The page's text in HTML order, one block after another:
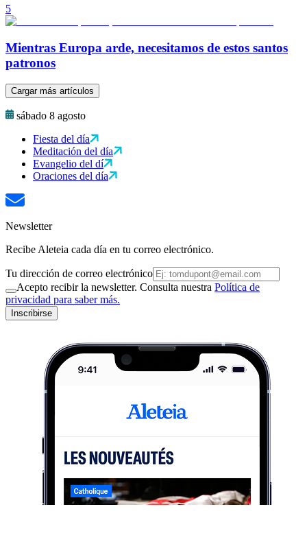
5
Mientras Europa arde, necesitamos de estos santos
patronos
Cargar más artículos
sábado 8 agosto
Fiesta del día
Meditación del día
Evangelio del dí
Oraciones del día
Newsletter
Recibe Aleteia cada día en tu correo electrónico.
Tu dirección de correo electrónico
Acepto recibir la newsletter. Consulta nuestra Política de
privacidad para saber más.
Inscribirse